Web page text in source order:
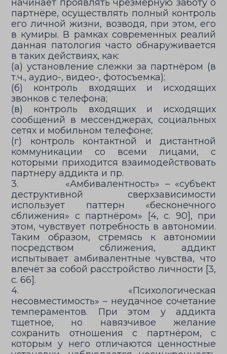
начинает проявлять чрезмерную заботу о
партнёре, осуществлять полный контроль
его личной жизни, возводя, при этом, его
в кумиры. В рамках современных реалий
данная патология часто обнаруживается
в таких действиях, как:
(а) установление слежки за партнёром (в
т.ч., аудио-, видео-, фотосъемка);
(б) контроль входящих и исходящих
звонков с телефона;
(в) контроль входящих и исходящих
сообщений в мессенджерах, социальных
сетях и мобильном телефоне;
(г) контроль контактной и дистантной
коммуникации со всеми лицами, с
которыми приходится взаимодействовать
партнеру аддикта и пр.
3. «Амбивалентность» – «субъект
деструктивной сверхзависимости
использует паттерн «бесконечного
сближения» с партнёром» [4, с. 90], при
этом, чувствует потребность в автономии.
Таким образом, стремясь к автономии
посредством сближения, аддикт
испытывает амбивалентные чувства, что
влечёт за собой расстройство личности [3,
с. 66].
4. «Психологическая
несовместимость» – неудачное сочетание
темпераментов. При этом у аддикта
тщетное, но навязчивое желание
сохранить отношения с партнёром, с
которым у него отличаются ценностные